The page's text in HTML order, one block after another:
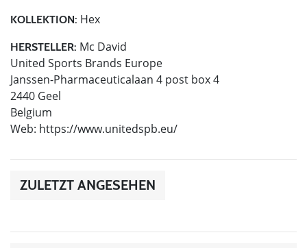
KOLLEKTION: Hex
HERSTELLER: Mc David
United Sports Brands Europe
Janssen-Pharmaceuticalaan 4 post box 4
2440 Geel
Belgium
Web: https://www.unitedspb.eu/
ZULETZT ANGESEHEN